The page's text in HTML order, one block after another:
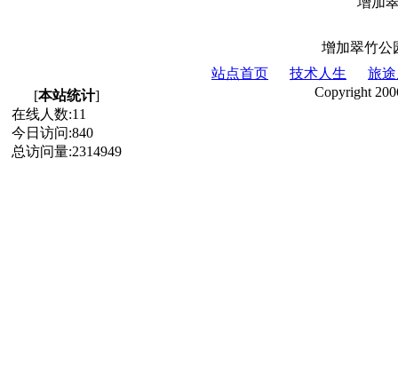
增加翠竹公
站点首页
技术人生
旅
[本站统计]
在线人数:11
今日访问:840
总访问量:2314949
Copyright